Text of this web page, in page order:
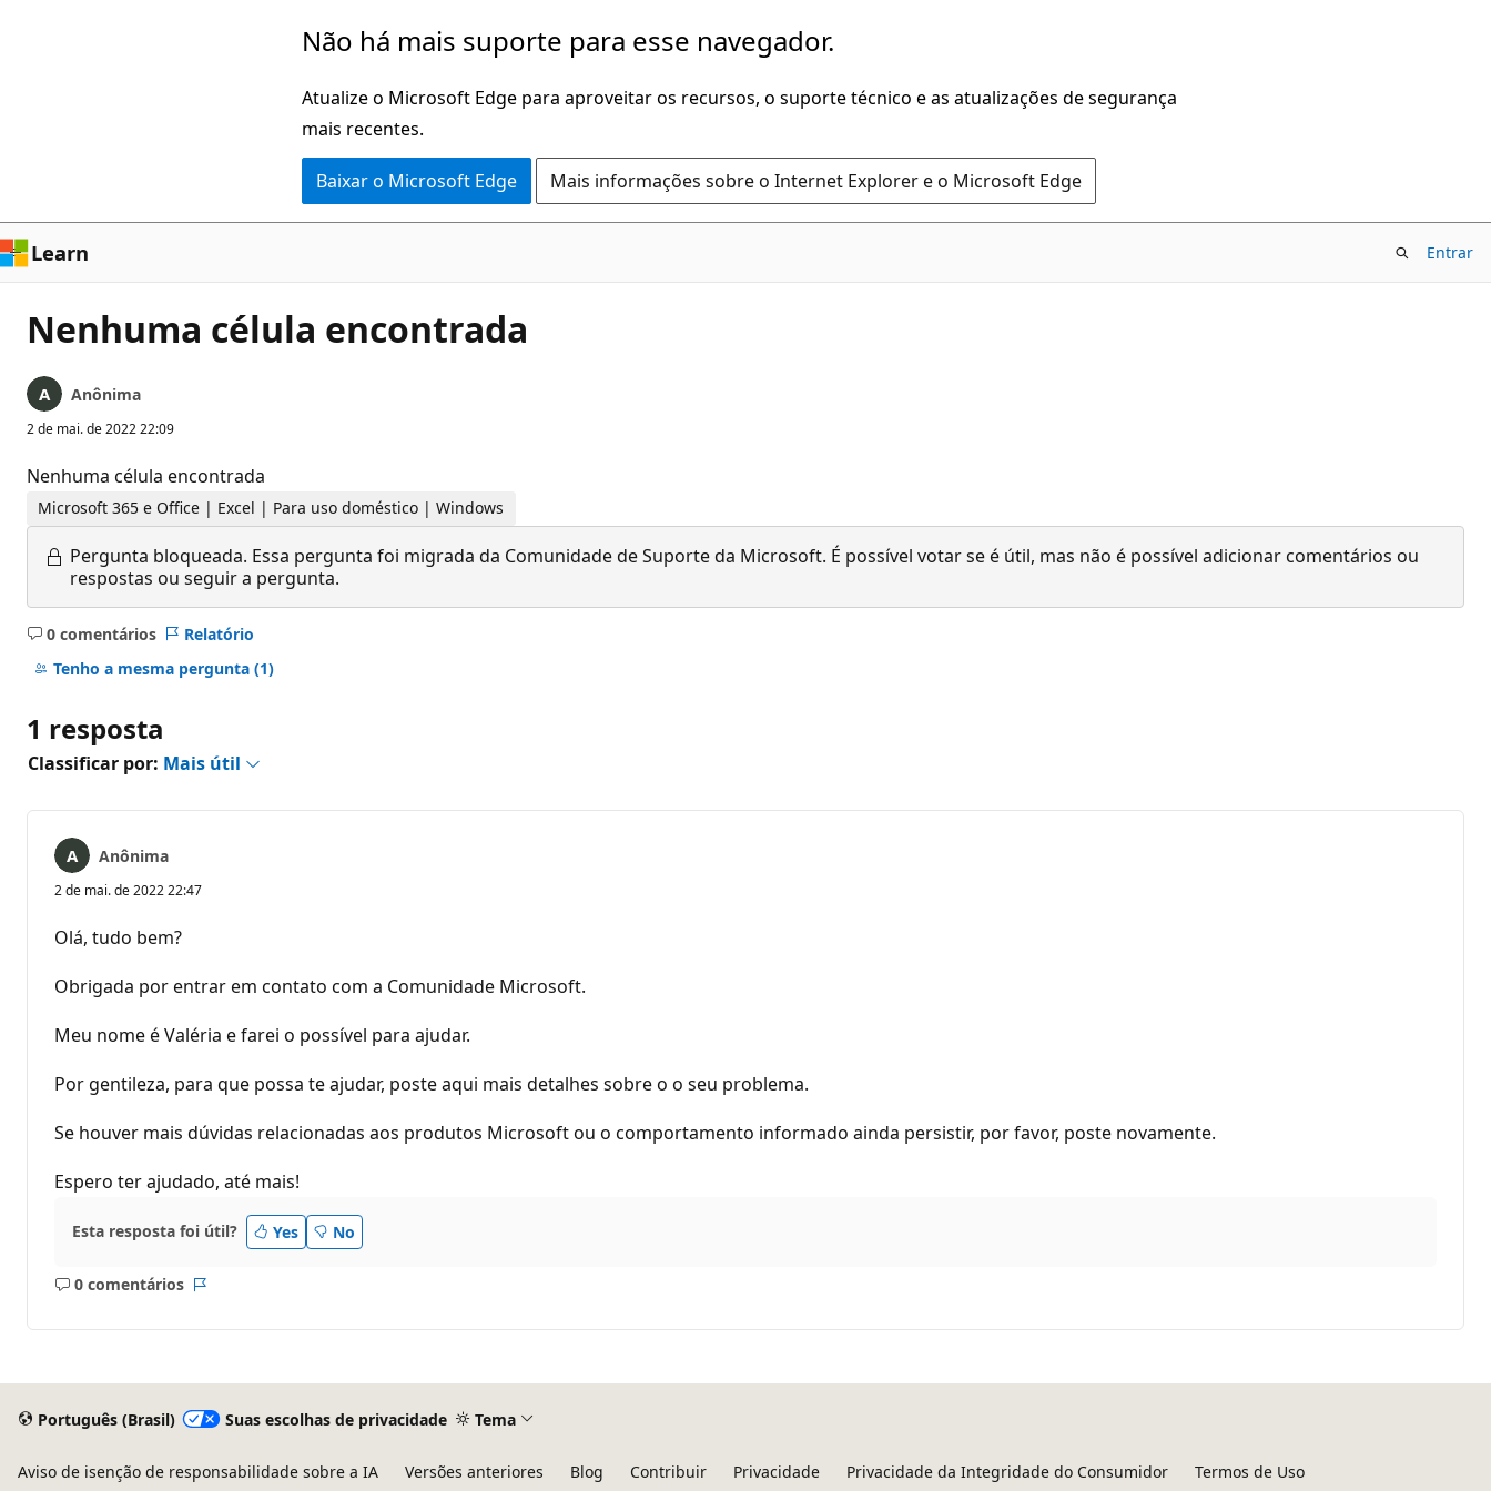
Não há mais suporte para esse navegador.
Atualize o Microsoft Edge para aproveitar os recursos, o suporte técnico e as atualizações de segurança
mais recentes.
Baixar o Microsoft Edge Mais informações sobre o Internet Explorer e o Microsoft Edge
Learn Entrar
Nenhuma célula encontrada
Anônima
2 de mai. de 2022 22:09
Nenhuma célula encontrada
Microsoft 365 e Office | Excel | Para uso doméstico | Windows
Pergunta bloqueada. Essa pergunta foi migrada da Comunidade de Suporte da Microsoft. É possível votar se é útil, mas não é possível adicionar comentários ou
respostas ou seguir a pergunta.
0 comentários
Sem
comentários
Relatório
Tenho a mesma pergunta (1)
1 resposta
Classificar por: Mais útil
Anônima
2 de mai. de 2022 22:47
Olá, tudo bem?
Obrigada por entrar em contato com a Comunidade Microsoft.
Meu nome é Valéria e farei o possível para ajudar.
Por gentileza, para que possa te ajudar, poste aqui mais detalhes sobre o o seu problema.
Se houver mais dúvidas relacionadas aos produtos Microsoft ou o comportamento informado ainda persistir, por favor, poste novamente.
Espero ter ajudado, até mais!
Esta resposta foi útil? Yes No
0 comentários
Sem
Português (Brasil) Suas escolhas de privacidade Tema
Aviso de isenção de responsabilidade sobre a IA Versões anteriores Blog Contribuir Privacidade Privacidade da Integridade do Consumidor Termos de Uso